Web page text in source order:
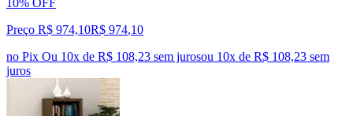
10% OFF
Preço R$ 974,10R$ 974,10
no Pix Ou 10x de R$ 108,23 sem jurosou 10x de R$ 108,23 sem
juros